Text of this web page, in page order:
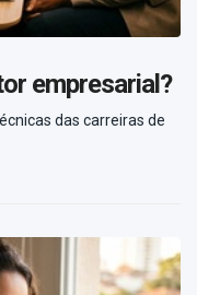
empresarial?
das carreiras de